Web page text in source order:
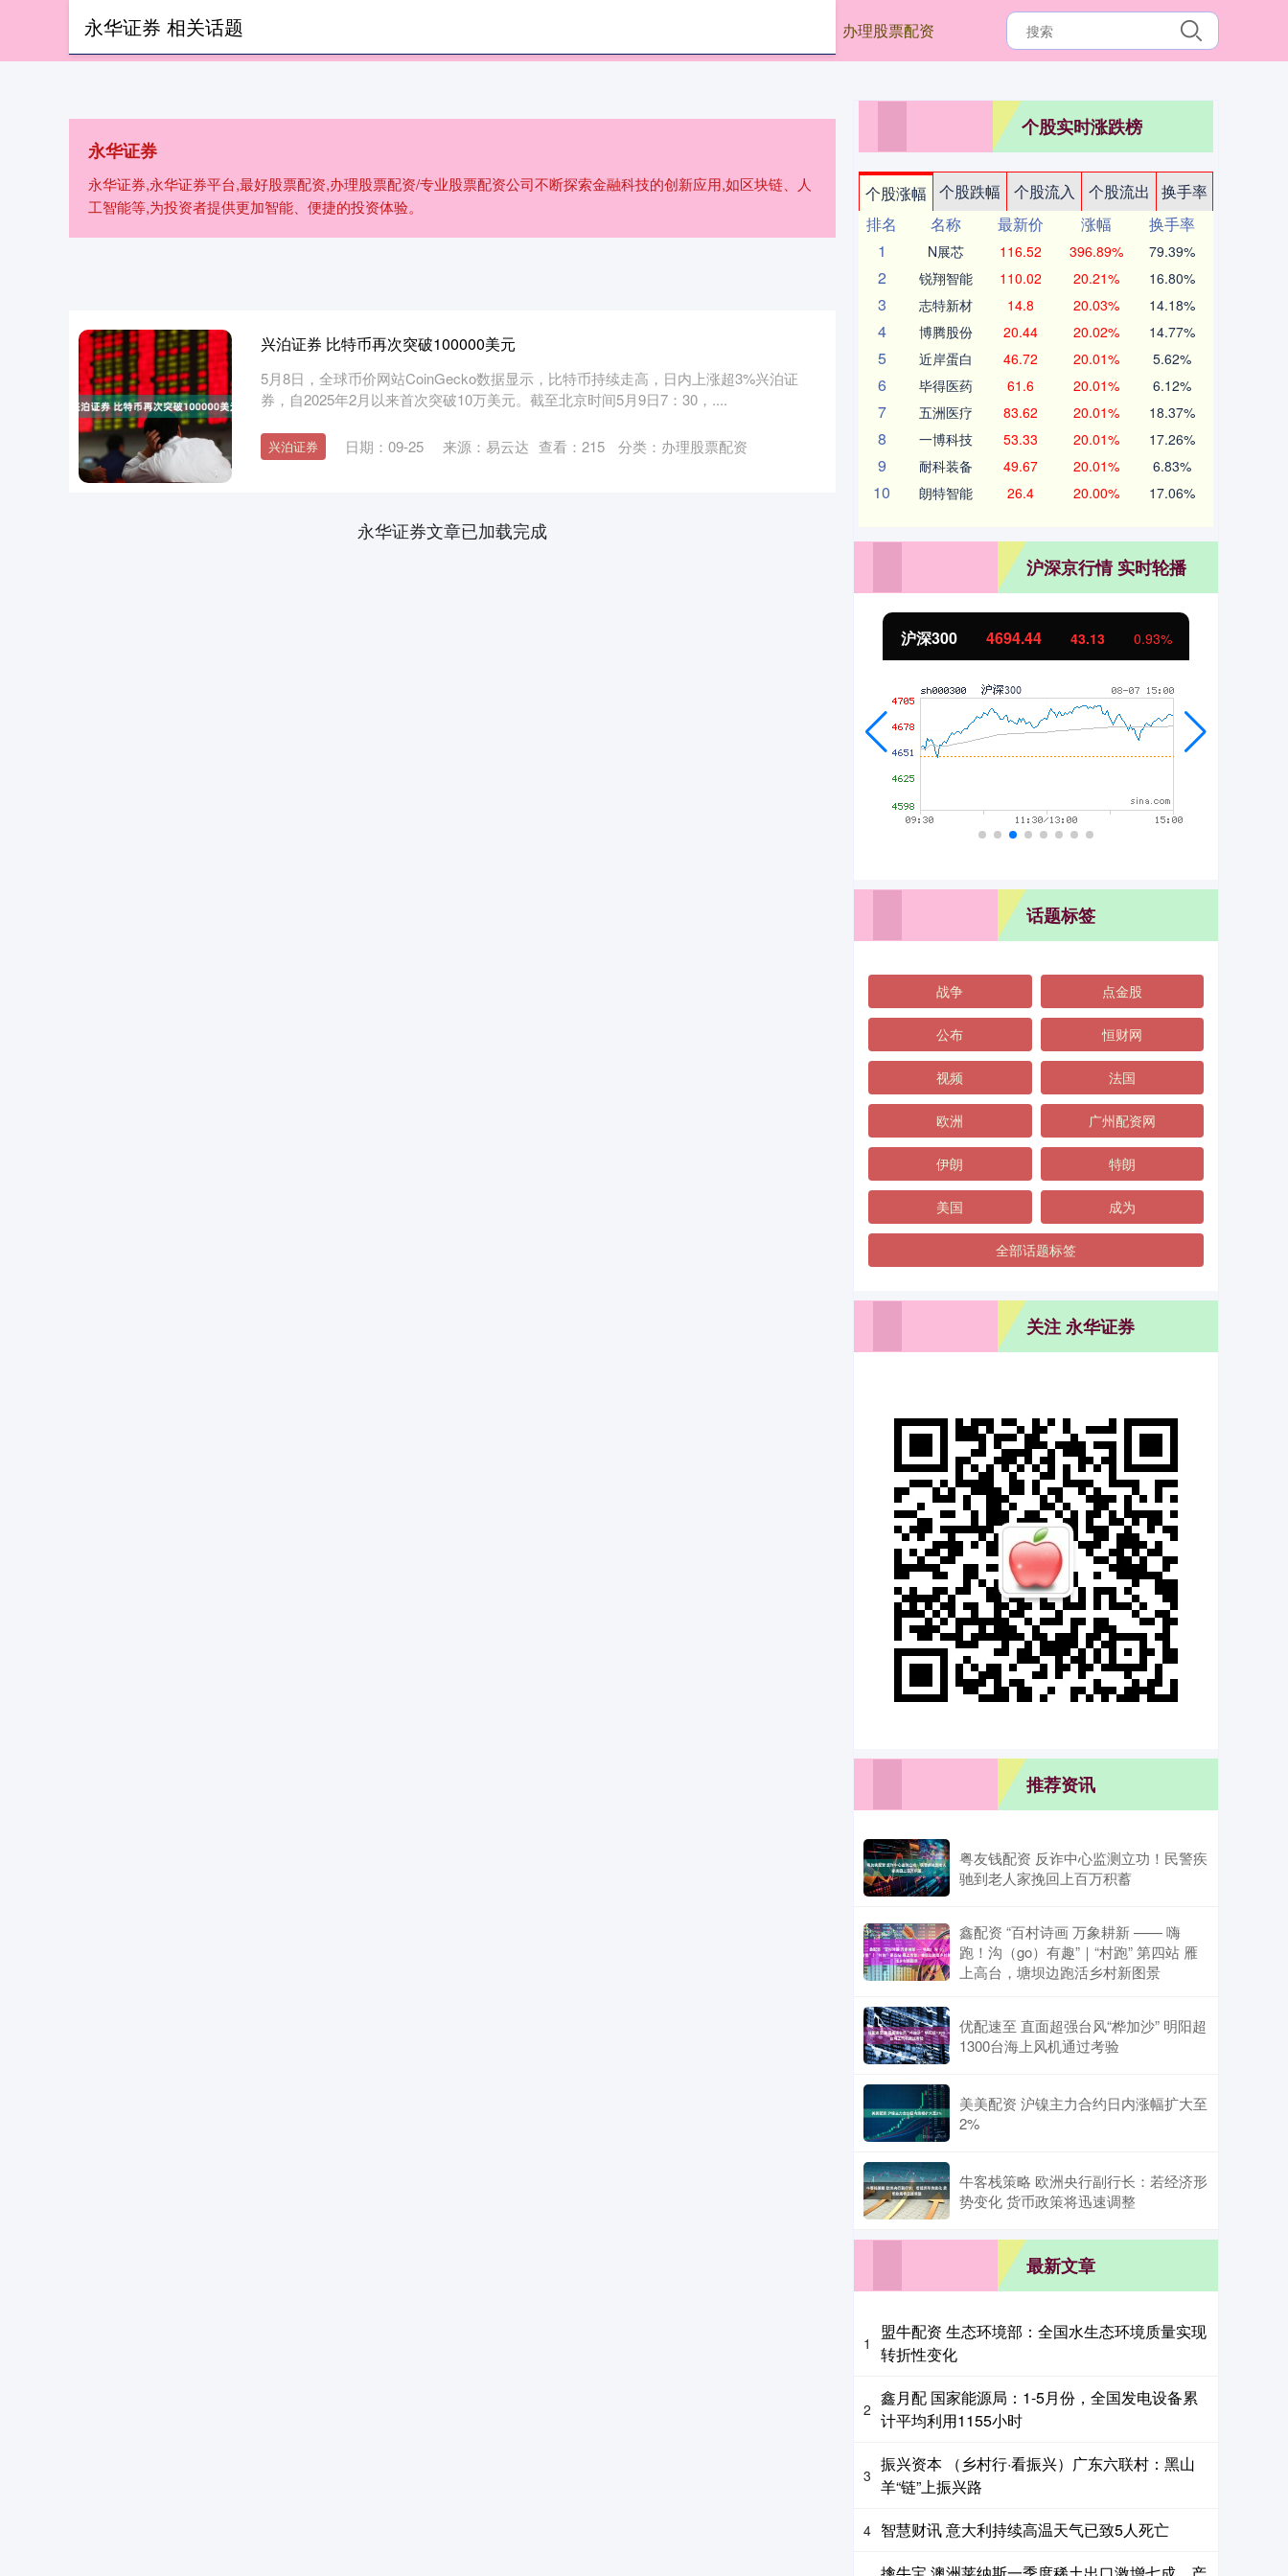
办理股票配资
永华证券
永华证券,永华证券平台,最好股票配资,办理股票配资/专业股票配资公司不断探索金融科技的创新应用,如区块链、人
工智能等,为投资者提供更加智能、便捷的投资体验。
永华证券 相关话题
兴泊证券 比特币再次突破100000美元
5月8日，全球币价网站CoinGecko数据显示，比特币持续走高，日内上涨超3%兴泊证
券，自2025年2月以来首次突破10万美元。截至北京时间5月9日7：30，....
兴泊证券 日期：09-25 来源：易云达 查看： 215 分类： 办理股票配资
永华证券文章已加载完成
个股实时涨跌榜
个股涨幅 个股跌幅 个股流入 个股流出
换手率
排名
名称 最新价 涨幅
换手率
1
N展芯 116.52 396.89% 79.39%
2 锐翔智能 110.02 20.21% 16.80%
3 志特新材 14.8 20.03% 14.18%
4 博腾股份 20.44 20.02% 14.77%
5 近岸蛋白 46.72 20.01% 5.62%
6 毕得医药 61.6 20.01% 6.12%
7 五洲医疗 83.62 20.01% 18.37%
8 一博科技 53.33 20.01% 17.26%
9 耐科装备 49.67 20.01% 6.83%
10 朗特智能 26.4 20.00% 17.06%
沪深京行情 实时轮播
沪深300 4694.44 43.13 0.93%
话题标签
战争 点金股
公布 恒财网
视频 法国
欧洲 广州配资网
伊朗 特朗
美国 成为
全部话题标签
关注 永华证券
推荐资讯
粤友钱配资 反诈中心监测立功！民警疾
驰到老人家挽回上百万积蓄
鑫配资 “百村诗画 万象耕新 —— 嗨
跑！沟（go）有趣”｜“村跑” 第四站 雁
上高台，塘坝边跑活乡村新图景
优配速至 直面超强台风“桦加沙” 明阳超
1300台海上风机通过考验
美美配资 沪镍主力合约日内涨幅扩大至
2%
牛客栈策略 欧洲央行副行长：若经济形
势变化 货币政策将迅速调整
最新文章
1
盟牛配资 生态环境部：全国水生态环境质量实现
转折性变化
2
鑫月配 国家能源局：1-5月份，全国发电设备累
计平均利用1155小时
3
振兴资本 （乡村行·看振兴）广东六联村：黑山
羊“链”上振兴路
4 智慧财讯 意大利持续高温天气已致5人死亡